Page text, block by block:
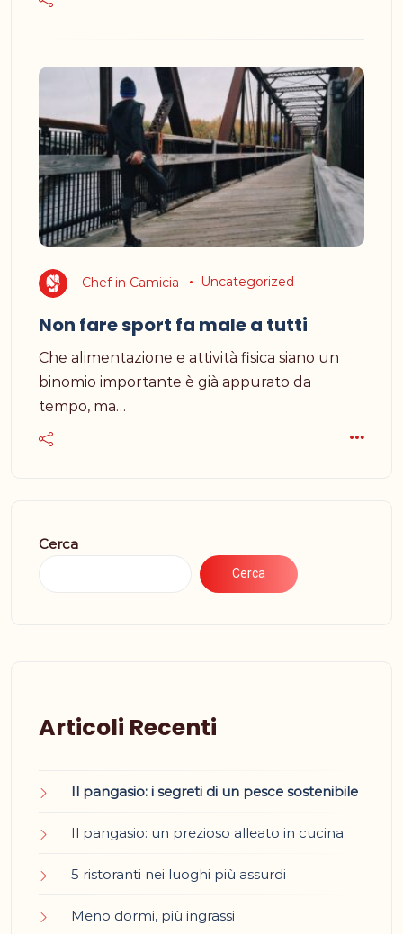
Chef in Camicia Uncategorized
Non fare sport fa male a tutti
Che alimentazione e attività fisica siano un
binomio importante è già appurato da
tempo, ma…
Cerca
Cerca
Articoli Recenti
Il pangasio: i segreti di un pesce sostenibile
Il pangasio: un prezioso alleato in cucina
5 ristoranti nei luoghi più assurdi
Meno dormi, più ingrassi